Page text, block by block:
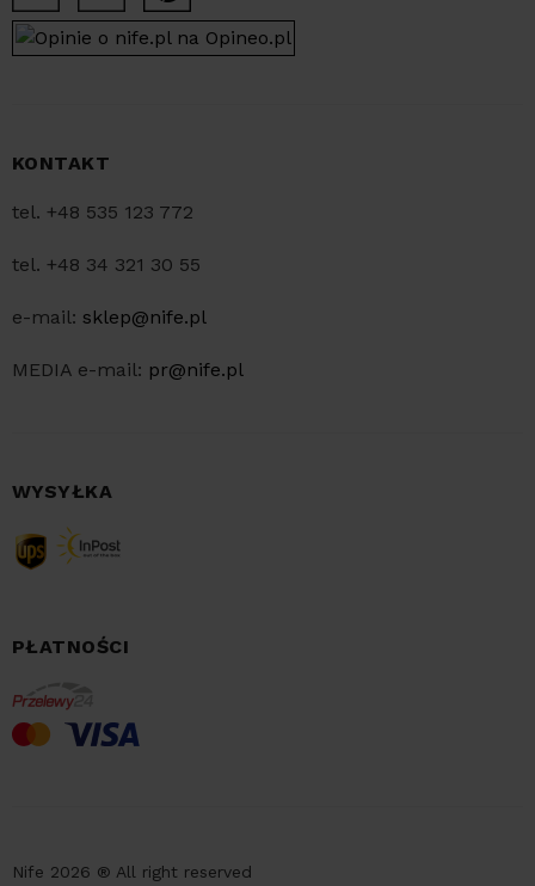
KONTAKT
tel. +48 535 123 772
tel. +48 34 321 30 55
e-mail: sklep@nife.pl
MEDIA e-mail: pr@nife.pl
WYSYŁKA
PŁATNOŚCI
Nife 2026 ® All right reserved